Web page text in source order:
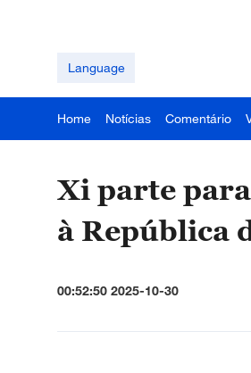
Language
Home Notícias Comentário
Xi parte
à República
00:52:50 2025-10-30